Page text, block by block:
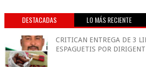
DESTACADAS LO MÁS RECIENTE
CRITICAN ENTREGA DE 3
ESPAGUETIS POR